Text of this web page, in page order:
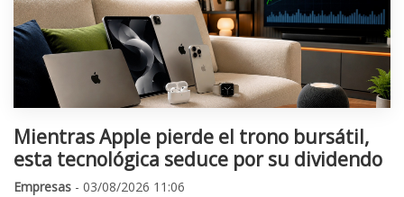
Mientras Apple pierde el trono bursátil,
esta tecnológica seduce por su dividendo
Empresas - 03/08/2026 11:06